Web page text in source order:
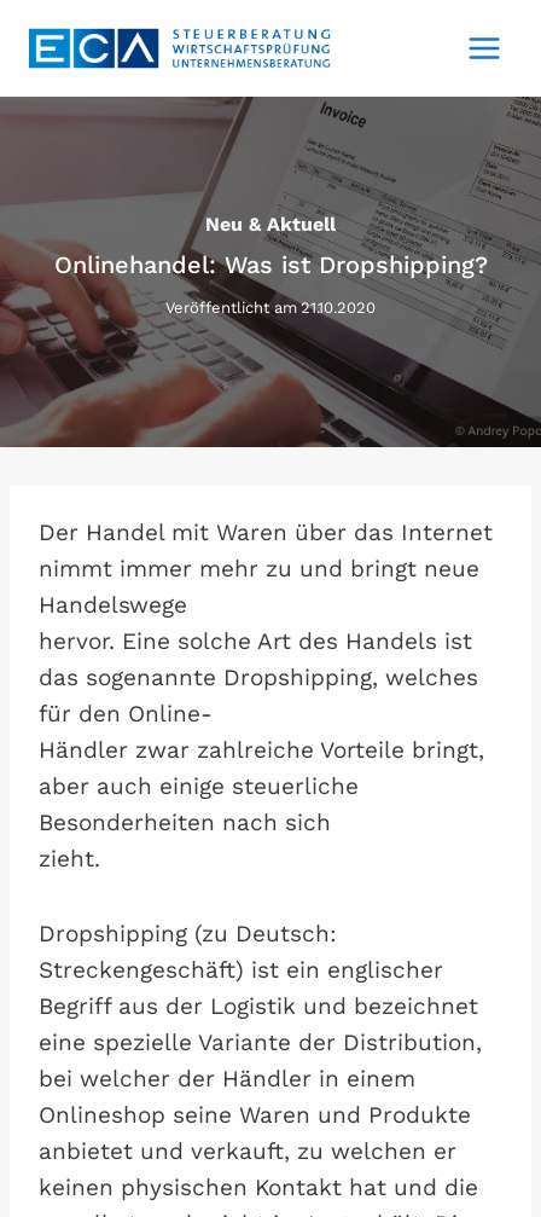
Inhalt
Neu & Aktuell
Onlinehandel: Was ist Dropshipping?
Veröffentlicht am 21.10.2020
Der Handel mit Waren über das Internet
nimmt immer mehr zu und bringt neue
Handelswege
hervor. Eine solche Art des Handels ist
das sogenannte Dropshipping, welches
für den Online-
Händler zwar zahlreiche Vorteile bringt,
aber auch einige steuerliche
Besonderheiten nach sich
zieht.
Dropshipping (zu Deutsch:
Streckengeschäft) ist ein englischer
Begriff aus der Logistik und bezeichnet
eine spezielle Variante der Distribution,
bei welcher der Händler in einem
Onlineshop seine Waren und Produkte
anbietet und verkauft, zu welchen er
keinen physischen Kontakt hat und die